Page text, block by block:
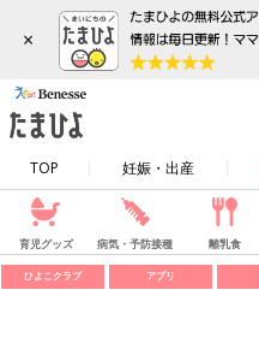
×
TOP 妊娠・出産
育児グッズ 病気・予防接種 離乳食
ひよこクラブ アプリ